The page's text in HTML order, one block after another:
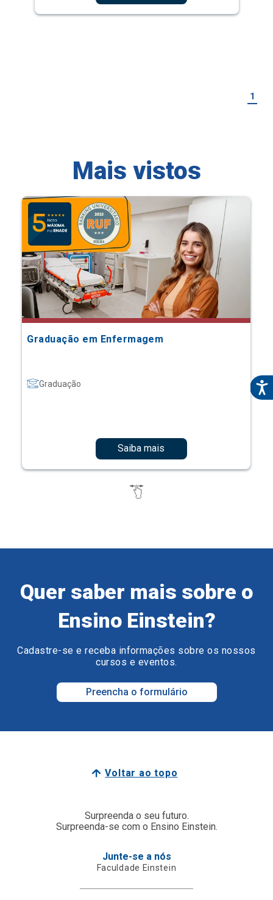
1
Mais vistos
Graduação em Enfermagem
Graduação
Saiba mais
Quer saber mais sobre o
Ensino Einstein?
Cadastre-se e receba informações sobre os nossos
cursos e eventos.
Preencha o formulário
Voltar ao topo
Surpreenda o seu futuro.
Surpreenda-se com o Ensino Einstein.
Junte-se a nós
Faculdade Einstein